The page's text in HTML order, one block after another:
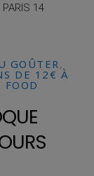
14
GOÛTER,
DE 12€ À
FOOD